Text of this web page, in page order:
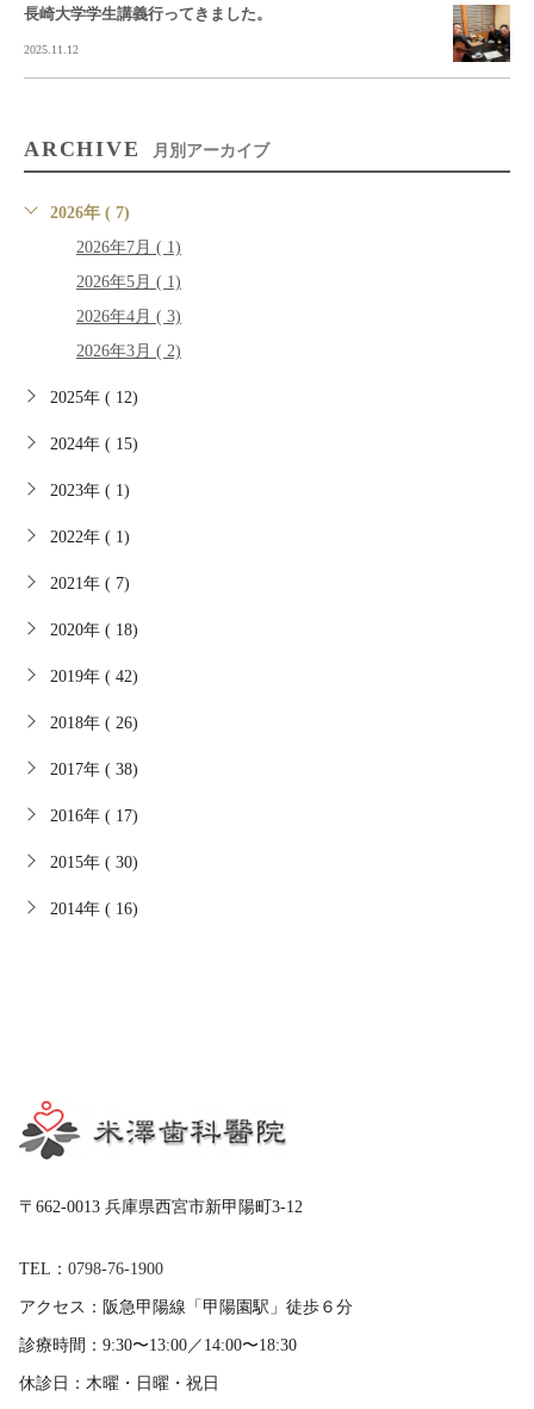
長崎大学学生講義行ってきました。
2025.11.12
ARCHIVE 月別アーカイブ
2026年 ( 7)
2026年7月 ( 1)
2026年5月 ( 1)
2026年4月 ( 3)
2026年3月 ( 2)
2025年 ( 12)
2024年 ( 15)
2023年 ( 1)
2022年 ( 1)
2021年 ( 7)
2020年 ( 18)
2019年 ( 42)
2018年 ( 26)
2017年 ( 38)
2016年 ( 17)
2015年 ( 30)
2014年 ( 16)
〒662-0013 兵庫県西宮市新甲陽町3-12
TEL： 0798-76-1900
アクセス： 阪急甲陽線「甲陽園駅」徒歩６分
診療時間： 9:30〜13:00／14:00〜18:30
休診日： 木曜・日曜・祝日